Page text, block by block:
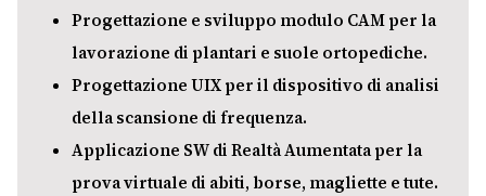
Progettazione e sviluppo modulo CAM per la
lavorazione di plantari e suole ortopediche.
Progettazione UIX per il dispositivo di analisi
della scansione di frequenza.
Applicazione SW di Realtà Aumentata per la
prova virtuale di abiti, borse, magliette e tute.